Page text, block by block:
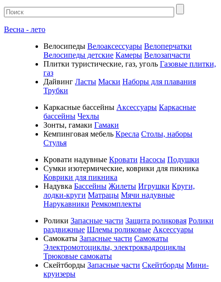
Весна - лето
Велосипеды Велоаксессуары Велоперчатки
Велосипеды детские Камеры Велозапчасти
Плитки туристические, газ, уголь Газовые плитки,
газ
Дайвинг Ласты Маски Наборы для плавания
Трубки
Каркасные бассейны Аксессуары Каркасные
бассейны Чехлы
Зонты, гамаки Гамаки
Кемпинговая мебель Кресла Столы, наборы
Стулья
Кровати надувные Кровати Насосы Подушки
Cумки изотермические, коврики для пикника
Коврики для пикника
Надувка Бассейны Жилеты Игрушки Круги,
лодки-круги Матрацы Мячи надувные
Нарукавники Ремкомплекты
Ролики Запасные части Защита роликовая Ролики
раздвижные Шлемы роликовые Аксессуары
Самокаты Запасные части Самокаты
Электромотоциклы, электроквадроциклы
Трюковые самокаты
Скейтборды Запасные части Скейтборды Мини-
круизеры